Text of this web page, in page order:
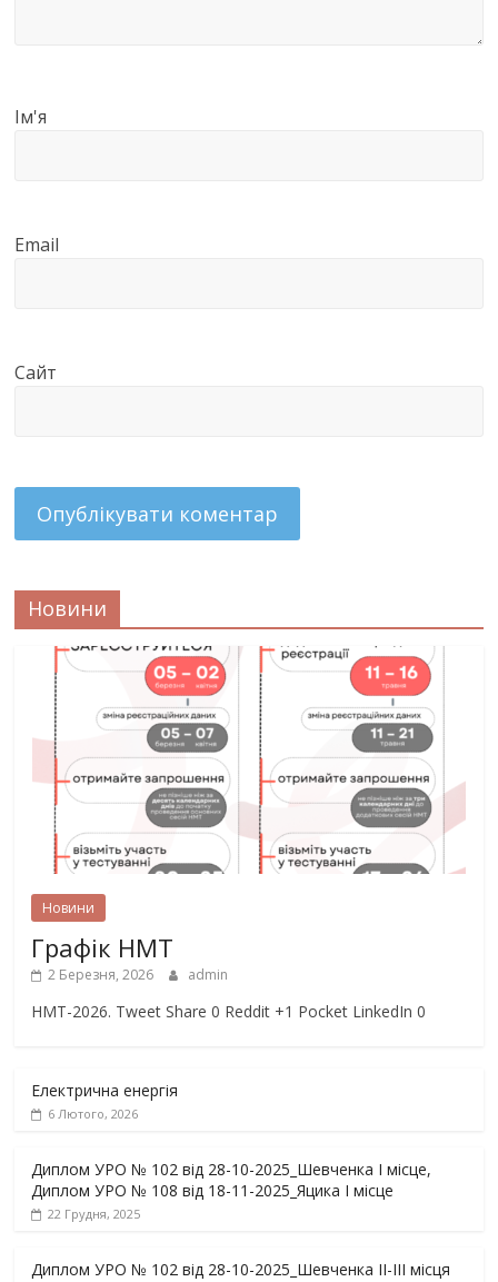
Ім'я
Email
Сайт
Новини
Новини
Графік НМТ
2 Березня, 2026 admin
НМТ-2026. Tweet Share 0 Reddit +1 Pocket LinkedIn 0
Електрична енергія
6 Лютого, 2026
Диплом УРО № 102 від 28-10-2025_Шевченка І місце,
Диплом УРО № 108 від 18-11-2025_Яцика І місце
22 Грудня, 2025
Диплом УРО № 102 від 28-10-2025_Шевченка ІІ-ІІІ місця